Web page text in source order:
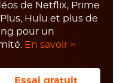
de Netflix, Prime
Hulu et plus de
pour un
En savoir >
Essai gratuit